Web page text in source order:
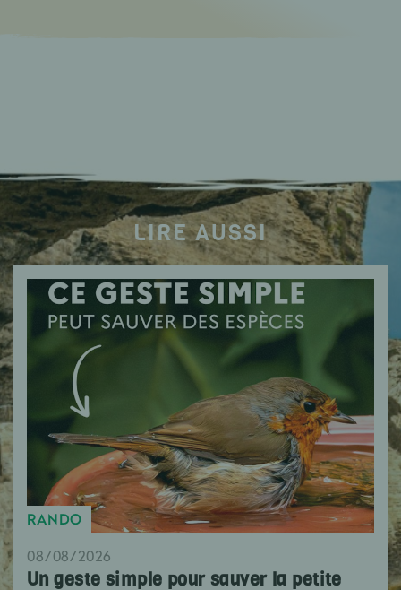
LIRE AUSSI
RANDO
08/08/2026
Un geste simple pour sauver la petite